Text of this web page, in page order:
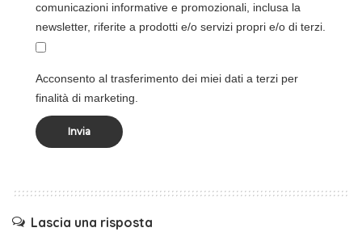
comunicazioni informative e promozionali, inclusa la
newsletter, riferite a prodotti e/o servizi propri e/o di terzi.
Acconsento al trasferimento dei miei dati a terzi per
finalità di marketing.
Lascia una risposta